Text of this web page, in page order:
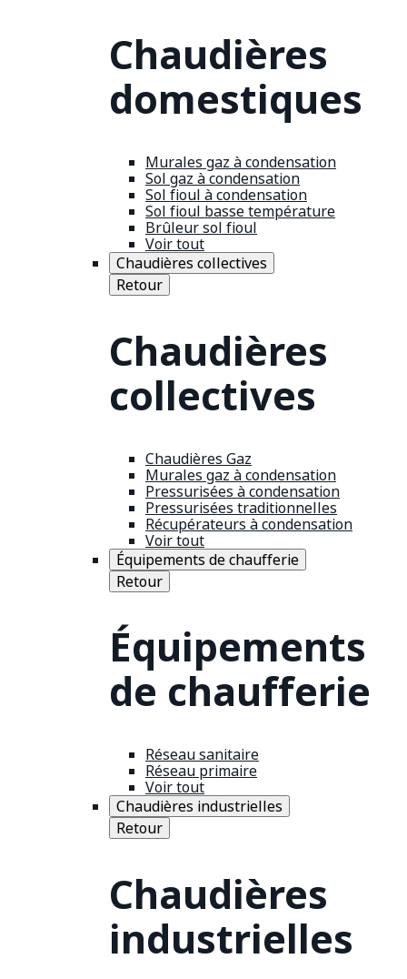
Chaudières
domestiques
Murales gaz à condensation
Sol gaz à condensation
Sol fioul à condensation
Sol fioul basse température
Brûleur sol fioul
Voir tout
Chaudières collectives
Retour
Chaudières
collectives
Chaudières Gaz
Murales gaz à condensation
Pressurisées à condensation
Pressurisées traditionnelles
Récupérateurs à condensation
Voir tout
Équipements de chaufferie
Retour
Équipements
de chaufferie
Réseau sanitaire
Réseau primaire
Voir tout
Chaudières industrielles
Retour
Chaudières
industrielles